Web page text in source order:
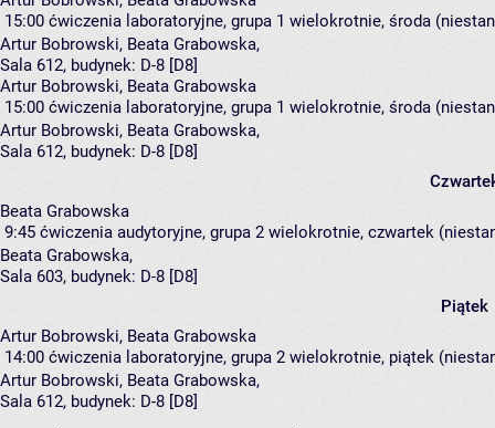
15:00 ćwiczenia laboratoryjne, grupa 1 wielokrotnie, środa
Artur Bobrowski, Beata Grabowska,
Sala 612, budynek: D-8 [D8]
Artur Bobrowski, Beata Grabowska
15:00 ćwiczenia laboratoryjne, grupa 1 wielokrotnie, środa
Artur Bobrowski, Beata Grabowska,
Sala 612, budynek: D-8 [D8]
Beata Grabowska
9:45 ćwiczenia audytoryjne, grupa 2 wielokrotnie, czwartek
Beata Grabowska,
Sala 603, budynek: D-8 [D8]
Piątek
Artur Bobrowski, Beata Grabowska
14:00 ćwiczenia laboratoryjne, grupa 2 wielokrotnie, piątek
Artur Bobrowski, Beata Grabowska,
Sala 612, budynek: D-8 [D8]